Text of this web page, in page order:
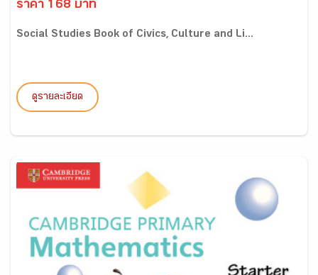
ราคา 168 บาท
Social Studies Book of Civics, Culture and Li...
ดูรายละเอียด